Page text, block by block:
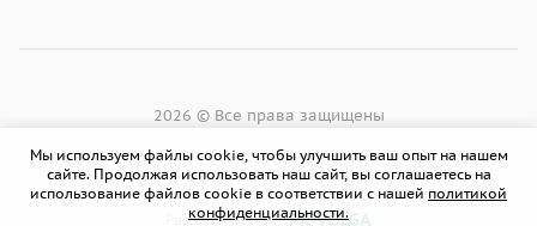
2026 © Все права защищены
Разработано в PR-VOLGA
Мы используем файлы cookie, чтобы улучшить ваш опыт на нашем
сайте. Продолжая использовать наш сайт, вы соглашаетесь на
использование файлов cookie в соответствии с нашей политикой
конфиденциальности.